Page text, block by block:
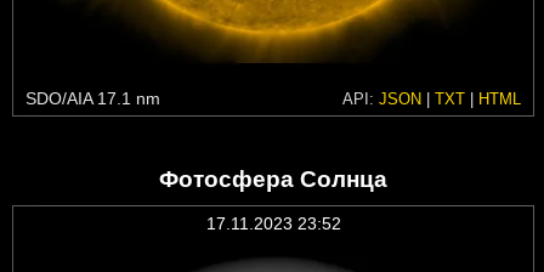
SDO/AIA 17.1 nm API: JSON | TXT | HTML
Фотосфера Солнца
17.11.2023 23:52